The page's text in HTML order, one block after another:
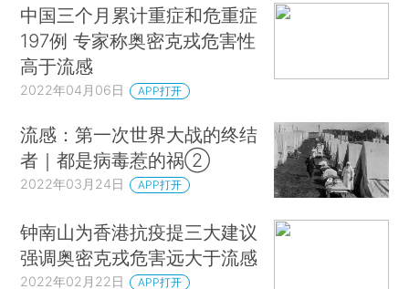
中国三个月累计重症和危重症
197例 专家称奥密克戎危害性
高于流感
2022年04月06日 APP打开
流感：第一次世界大战的终结
者｜都是病毒惹的祸②
2022年03月24日 APP打开
钟南山为香港抗疫提三大建议
强调奥密克戎危害远大于流感
2022年02月22日 APP打开